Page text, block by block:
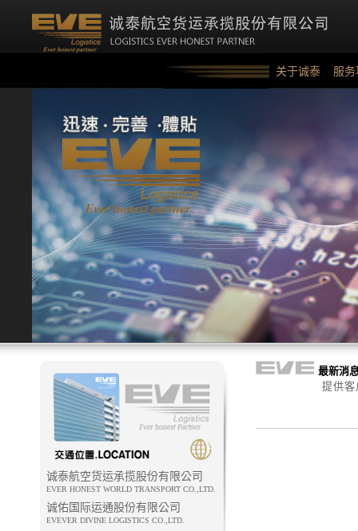
关于诚泰 服
诚泰航空货运承揽股份有限公司
EVER HONEST WORLD TRANSPORT CO.,LTD.
诚佑国际运通股份有限公司
EVEVER DIVINE LOGISTICS CO.,LTD.
最新消
提供